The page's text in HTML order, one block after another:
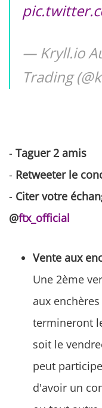
— Kryll.io
Trading
- Taguer 2 amis
- Retweeter le
- Citer votre
@ftx_official
Vente aux
Une 2ème
aux
termineront
soit le
peut
d'avoir un